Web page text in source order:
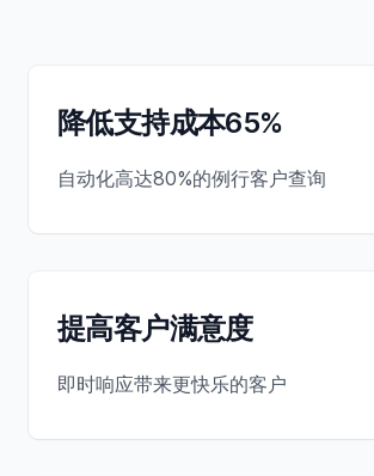
降低支持成本65%
自动化高达80%的例行客户查询
提高客户满意度
即时响应带来更快乐的客户